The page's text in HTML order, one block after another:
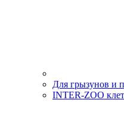
Для грызунов и
INTER-ZOO